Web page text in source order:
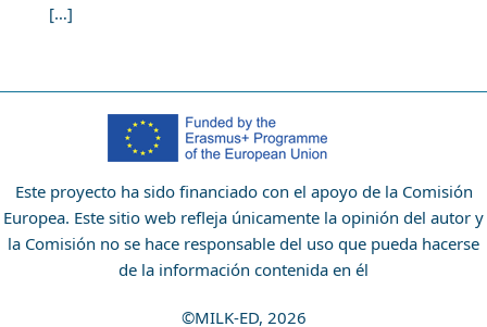
[…]
Este proyecto ha sido financiado con el apoyo de la Comisión
Europea. Este sitio web refleja únicamente la opinión del autor y
la Comisión no se hace responsable del uso que pueda hacerse
de la información contenida en él
©MILK-ED, 2026